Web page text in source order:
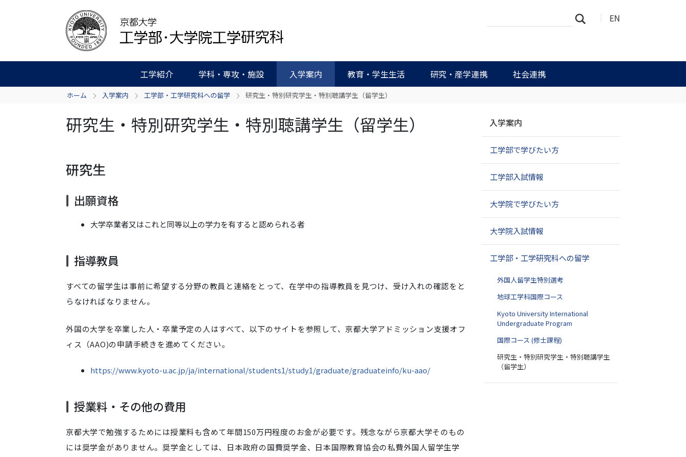
EN
工学紹介 学科・専攻・施設 入学案内 教育・学生生活 研究・産学連携 社会連携
イ
細
ホーム 入学案内 工学部・工学研究科への留学 研究生・特別研究学生・特別聴講学生（留学生）
研究生・特別研究学生・特別聴講学生（留学生）
研究生
出願資格
大学卒業者又はこれと同等以上の学力を有すると認められる者
指導教員
すべての留学生は事前に希望する分野の教員と連絡をとって、在学中の指導教員を見つけ、受け入れの確認をと
らなければなりません。
外国の大学を卒業した人・卒業予定の人はすべて、以下のサイトを参照して、京都大学アドミッション支援オフ
ィス（AAO)の申請手続きを進めてください。
https://www.kyoto-u.ac.jp/ja/international/students1/study1/graduate/graduateinfo/ku-aao/
授業料・その他の費用
京都大学で勉強するためには授業料も含めて年間150万円程度のお金が必要です。残念ながら京都大学そのもの
には奨学金がありません。奨学金としては、日本政府の国費奨学金、日本国際教育協会の私費外国人留学生学
ビ
ゲ
シ
ン
入学案内
工学部で学びたい方
工学部入試情報
大学院で学びたい方
大学院入試情報
工学部・工学研究科への留学
外国人留学生特別選考
地球工学科国際コース
Kyoto University International
Undergraduate Program
国際コース (修士課程)
研究生・特別研究学生・特別聴講学生
（留学生）